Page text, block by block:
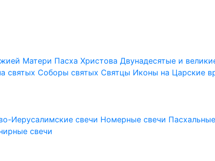
Матери Пасха ХристоваДвунадесятые и
святых Соборы святых Святцы Иконы на Царские
Иерусалимские свечи Номерные свечи
свечи